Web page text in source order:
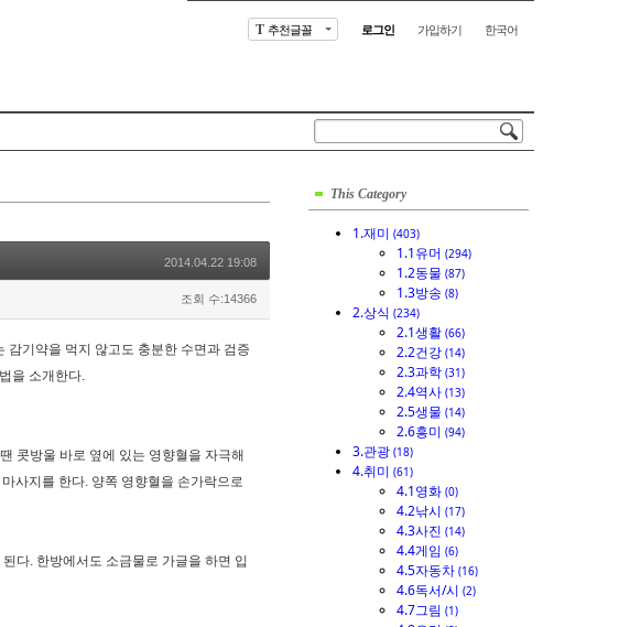
T 추천글꼴 로그인 가입하기 한국어
2014.04.22 19:08
조회 수:14366
감기약을 먹지 않고도 충분한 수면과 검증
을 소개한다.
콧방울 바로 옆에 있는 영향혈을 자극해
사지를 한다. 양쪽 영향혈을 손가락으로
다. 한방에서도 소금물로 가글을 하면 입
This Category
1.재미 (403)
1.1유머 (294)
1.2동물 (87)
1.3방송 (8)
2.상식 (234)
2.1생활 (66)
2.2건강 (14)
2.3과학 (31)
2.4역사 (13)
2.5생물 (14)
2.6흥미 (94)
3.관광 (18)
4.취미 (61)
4.1영화 (0)
4.2낚시 (17)
4.3사진 (14)
4.4게임 (6)
4.5자동차 (16)
4.6독서/시 (2)
4.7그림 (1)